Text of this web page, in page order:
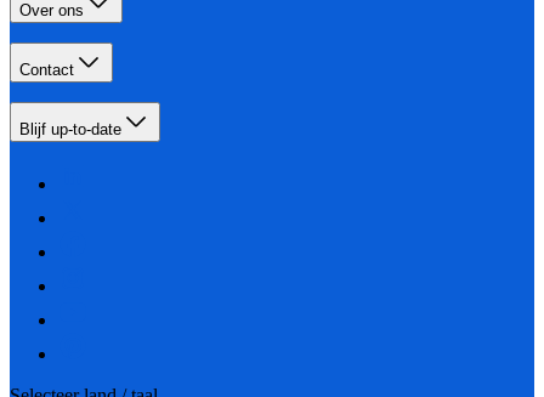
Over ons
Contact
Blijf up-to-date